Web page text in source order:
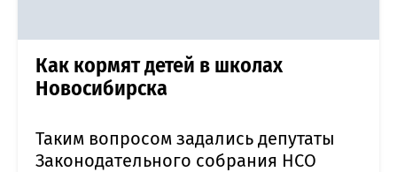
Как кормят детей в школах
Новосибирска
Таким вопросом задались депутаты
Законодательного собрания НСО